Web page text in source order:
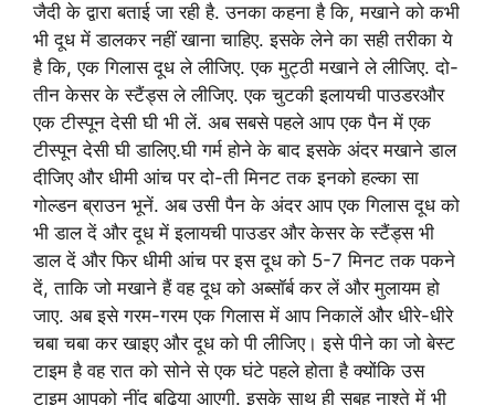
जैदी के द्वारा बताई जा रही है. उनका कहना है कि, मखाने को कभी
भी दूध में डालकर नहीं खाना चाहिए. इसके लेने का सही तरीका ये
है कि, एक गिलास दूध ले लीजिए. एक मुट्ठी मखाने ले लीजिए. दो-
तीन केसर के स्टैंड्स ले लीजिए. एक चुटकी इलायची पाउडरऔर
एक टीस्पून देसी घी भी लें. अब सबसे पहले आप एक पैन में एक
टीस्पून देसी घी डालिए.घी गर्म होने के बाद इसके अंदर मखाने डाल
दीजिए और धीमी आंच पर दो-ती मिनट तक इनको हल्का सा
गोल्डन ब्राउन भूनें. अब उसी पैन के अंदर आप एक गिलास दूध को
भी डाल दें और दूध में इलायची पाउडर और केसर के स्टैंड्स भी
डाल दें और फिर धीमी आंच पर इस दूध को 5-7 मिनट तक पकने
दें, ताकि जो मखाने हैं वह दूध को अब्सॉर्ब कर लें और मुलायम हो
जाए. अब इसे गरम-गरम एक गिलास में आप निकालें और धीरे-धीरे
चबा चबा कर खाइए और दूध को पी लीजिए। इसे पीने का जो बेस्ट
टाइम है वह रात को सोने से एक घंटे पहले होता है क्योंकि उस
टाइम आपको नींद बढ़िया आएगी. इसके साथ ही सुबह नाश्ते में भी